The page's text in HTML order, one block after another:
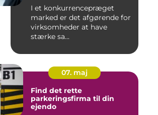
I et konkurrencepræget
marked er det afgørende for
virksomheder at have
stærke sa...
07. maj
Find det rette
parkeringsfirma til din
ejendo